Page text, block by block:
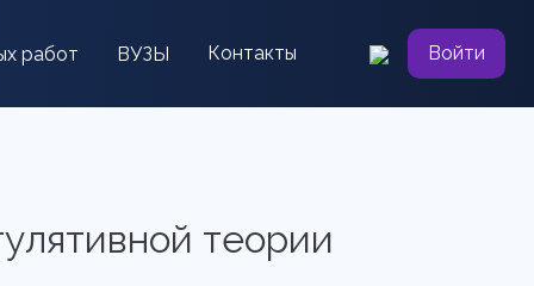
работ ВУЗЫ Контакты Войти
теории